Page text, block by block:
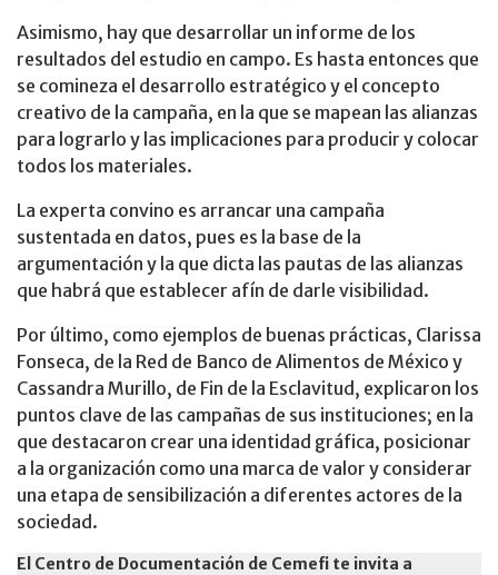
Asimismo, hay que desarrollar un informe de los
resultados del estudio en campo. Es hasta entonces que
se comineza el desarrollo estratégico y el concepto
creativo de la campaña, en la que se mapean las alianzas
para lograrlo y las implicaciones para producir y colocar
todos los materiales.
La experta convino es arrancar una campaña
sustentada en datos, pues es la base de la
argumentación y la que dicta las pautas de las alianzas
que habrá que establecer afín de darle visibilidad.
Por último, como ejemplos de buenas prácticas, Clarissa
Fonseca, de la Red de Banco de Alimentos de México y
Cassandra Murillo, de Fin de la Esclavitud, explicaron los
puntos clave de las campañas de sus instituciones; en la
que destacaron crear una identidad gráfica, posicionar
a la organización como una marca de valor y considerar
una etapa de sensibilización a diferentes actores de la
sociedad.
El Centro de Documentación de Cemefi te invita a